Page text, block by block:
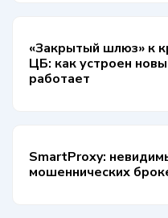
«Закрытый шлюз» к
ЦБ: как устроен
работает
SmartProxy:
мошеннических